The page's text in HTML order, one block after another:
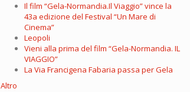
Il film “Gela-Normandia.Il Viaggio” vince la
43a edizione del Festival “Un Mare di
Cinema”
Leopoli
Vieni alla prima del film “Gela-Normandia. IL
VIAGGIO”
La Via Francigena Fabaria passa per Gela
Altro